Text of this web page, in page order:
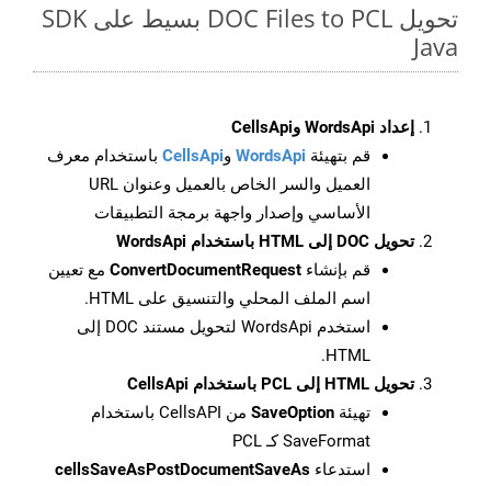
تحويل DOC Files to PCL بسيط على SDK
Java
إعداد WordsApi وCellsApi
قم بتهيئة WordsApi وCellsApi باستخدام معرف
العميل والسر الخاص بالعميل وعنوان URL
الأساسي وإصدار واجهة برمجة التطبيقات
تحويل DOC إلى HTML باستخدام WordsApi
قم بإنشاء ConvertDocumentRequest مع تعيين
اسم الملف المحلي والتنسيق على HTML.
استخدم WordsApi لتحويل مستند DOC إلى
HTML.
تحويل HTML إلى PCL باستخدام CellsApi
تهيئة SaveOption
من CellsAPI باستخدام
SaveFormat كـ PCL
استدعاء cellsSaveAsPostDocumentSaveAs